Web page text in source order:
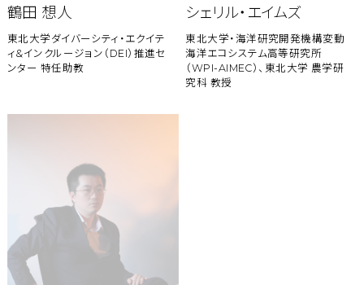
鶴田 想人
東北大学ダイバーシティ・エクイテ
ィ&インクルージョン （DEI）推進セ
ンター 特任助教
シェリル・エイムズ
東北大学・海洋研究開発機構変動
海洋エコシステム高等研究所
（WPI-AIMEC）、東北大学 農学研
究科 教授